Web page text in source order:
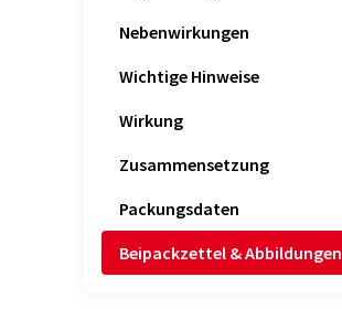
Nebenwirkungen
Wichtige Hinweise
Wirkung
Zusammensetzung
Packungsdaten
Beipackzettel & Abbildungen